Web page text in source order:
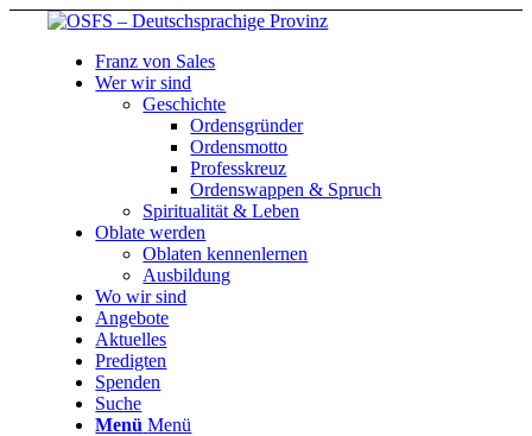
Franz von Sales
Wer wir sind
Geschichte
Ordensgründer
Ordensmotto
Professkreuz
Ordenswappen & Spruch
Spiritualität & Leben
Oblate werden
Oblaten kennenlernen
Ausbildung
Wo wir sind
Angebote
Aktuelles
Predigten
Spenden
Suche
Menü Menü